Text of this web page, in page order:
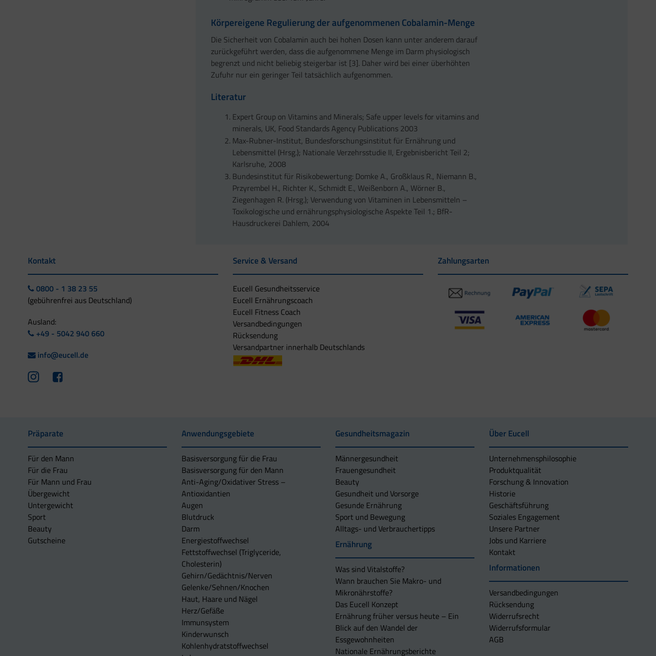
Körpereigene Regulierung der aufgenommenen Cobalamin-Menge
Die Sicherheit von Cobalamin auch bei hohen Dosen kann unter anderem darauf
zurückgeführt werden, dass die aufgenommene Menge im Darm physiologisch
begrenzt und nicht beliebig steigerbar ist [3]. Daher wird bei einer überhöhten
Zufuhr nur ein geringer Teil tatsächlich aufgenommen.
Literatur
Expert Group on Vitamins and Minerals; Safe upper levels for vitamins and
minerals, UK, Food Standards Agency Publications 2003
Max-Rubner-Institut, Bundesforschungsinstitut für Ernährung und
Lebensmittel (Hrsg.); Nationale Verzehrsstudie II, Ergebnisbericht Teil 2;
Karlsruhe, 2008
Bundesinstitut für Risikobewertung: Domke A., Großklaus R., Niemann B.,
Przyrembel H., Richter K., Schmidt E., Weißenborn A., Wörner B.,
Ziegenhagen R. (Hrsg.); Verwendung von Vitaminen in Lebensmitteln –
Toxikologische und ernährungsphysiologische Aspekte Teil 1.; BfR-
Hausdruckerei Dahlem, 2004
Kontakt
0800 - 1 38 23 55
(gebührenfrei aus Deutschland)
Ausland:
+49 - 5042 940 660
info@eucell.de
Service & Versand
Eucell Gesundheitsservice
Eucell Ernährungscoach
Eucell Fitness Coach
Versandbedingungen
Rücksendung
Versandpartner innerhalb Deutschlands
Zahlungsarten
Präparate
Für den Mann
Für die Frau
Für Mann und Frau
Übergewicht
Untergewicht
Sport
Beauty
Gutscheine
Anwendungsgebiete
Basisversorgung für die Frau
Basisversorgung für den Mann
Anti-Aging/Oxidativer Stress –
Antioxidantien
Augen
Blutdruck
Darm
Energiestoffwechsel
Fettstoffwechsel (Triglyceride,
Cholesterin)
Gehirn/Gedächtnis/Nerven
Gelenke/Sehnen/Knochen
Haut, Haare und Nägel
Herz/Gefäße
Immunsystem
Kinderwunsch
Kohlenhydratstoffwechsel
Gesundheitsmagazin
Männergesundheit
Frauengesundheit
Beauty
Gesundheit und Vorsorge
Gesunde Ernährung
Sport und Bewegung
Alltags- und Verbrauchertipps
Ernährung
Was sind Vitalstoffe?
Wann brauchen Sie Makro- und
Mikronährstoffe?
Das Eucell Konzept
Ernährung früher versus heute – Ein
Blick auf den Wandel der
Essgewohnheiten
Nationale Ernährungsberichte
Über Eucell
Unternehmens­philosophie
Produktqualität
Forschung & Innovation
Historie
Geschäftsführung
Soziales Engagement
Unsere Partner
Jobs und Karriere
Kontakt
Informationen
Versandbedingungen
Rücksendung
Widerrufsrecht
Widerrufsformular
AGB